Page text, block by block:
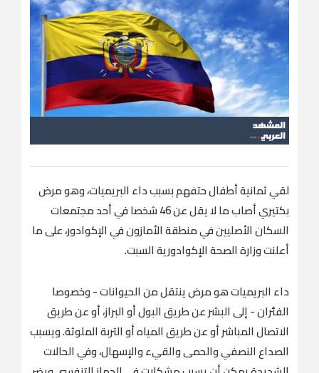
لقي ثمانية أطفال حتفهم بسبب داء البريميات، وهو مرض
بكتيري أصاب ما لا يقل عن 46 شخصا في أحد مجتمعات
السكان الأصليين في منطقة الأمازون في الإكوادور، على ما
أعلنت وزارة الصحة الإكوادورية السبت.
داء البريميات هو مرض ينتقل من الحيوانات - وخصوصا
الفئران - إلى البشر عن طريق البول أو البراز، أو عن طريق
الاتصال المباشر أو عن طريق المياه أو التربة الملوثة. ويسبب
الصداع النصفي والحمى والقيء والإسهال، وفي الحالات